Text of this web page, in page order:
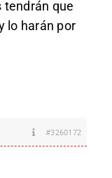
tendrán que
lo harán por
#3260172